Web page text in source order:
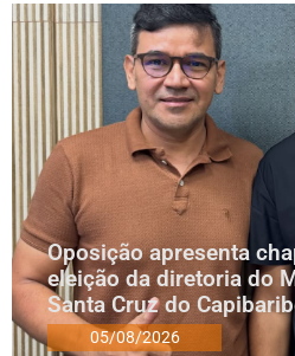
Oposição apresenta
eleição da diretoria do
Santa Cruz do
05/08/2026